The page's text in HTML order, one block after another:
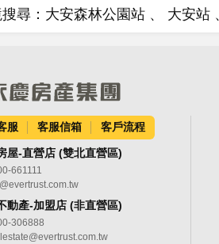
尋： 大安森林公園站 大安站
服 客服信箱 客戶流程
屋-直營店 (雙北直營區)
661111
動產-加盟店 (非直營區)
306888